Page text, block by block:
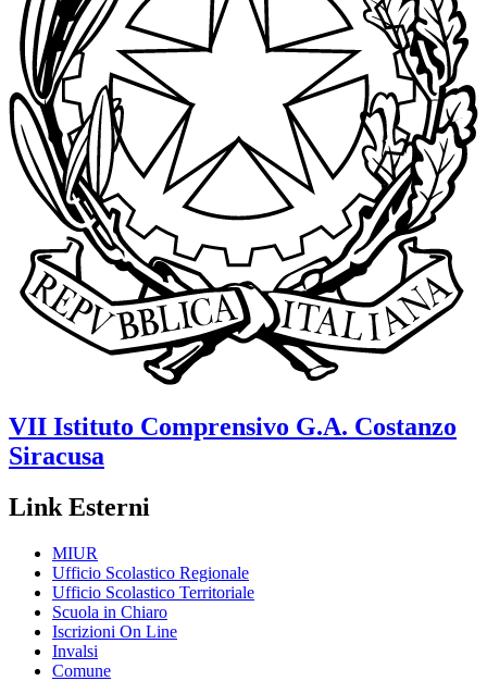
VII Istituto Comprensivo G.A. Costanzo
Siracusa
Link Esterni
MIUR
Ufficio Scolastico Regionale
Ufficio Scolastico Territoriale
Scuola in Chiaro
Iscrizioni On Line
Invalsi
Comune